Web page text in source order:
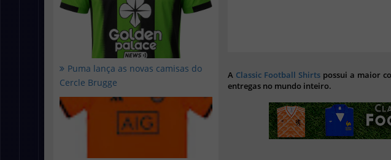
Puma lança as novas camisas do
Cercle Brugge
A Classic Football Shirts possui a maior
entregas no mundo inteiro.